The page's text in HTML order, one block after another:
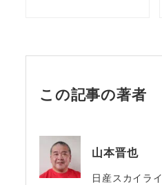
この記事の著者
山本晋也
日産スカイラ